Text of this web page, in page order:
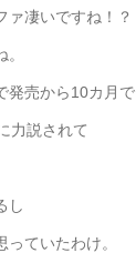
ァ凄いですね！？
発売から10カ月で
力説されて
し
ていたわけ。